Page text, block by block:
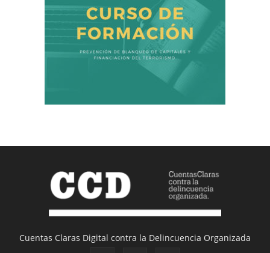
Cuentas Claras Digital contra la Delincuencia Organizada